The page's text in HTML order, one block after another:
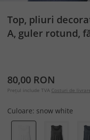
Top, pliuri
A, guler rotund,
80,00 RON
Prețul include TVA Costuri de
Culoare: snow white